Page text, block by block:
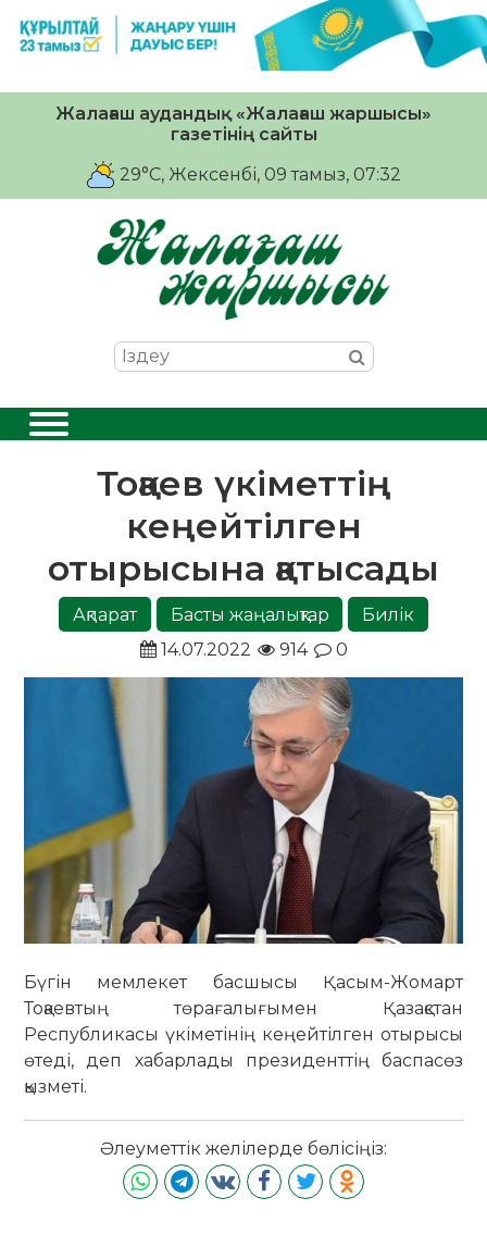
Жалағаш аудандық «Жалағаш жаршысы»
газетінің сайты
29°C, Жексенбі, 09 тамыз, 07:32
Тоқаев үкіметтің
кеңейтілген
отырысына қатысады
Ақпарат Басты жаңалықтар
Билік
14.07.2022
914 0
Бүгін мемлекет басшысы Қасым-Жомарт
Тоқаевтың төрағалығымен Қазақстан
Республикасы үкіметінің кеңейтілген отырысы
өтеді, деп хабарлады президенттің баспасөз
қызметі.
Әлеуметтік желілерде бөлісіңіз: